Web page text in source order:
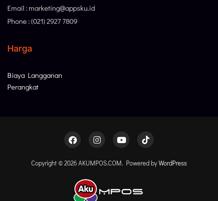
Email : marketing@appsku.id
Phone : (021) 2927 7809
Harga
Biaya Langganan
Perangkat
Copyright © 2026 AKUMPOS.COM. Powered byWordPress